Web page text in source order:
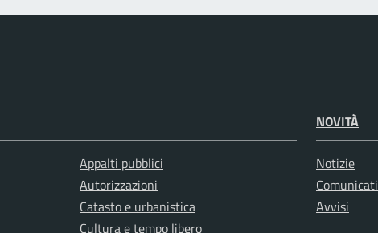
Appalti pubblici
Autorizzazioni
Catasto e urbanistica
Cultura e tempo libero
NOVITÀ
Notizie
Comunicati
Avvisi